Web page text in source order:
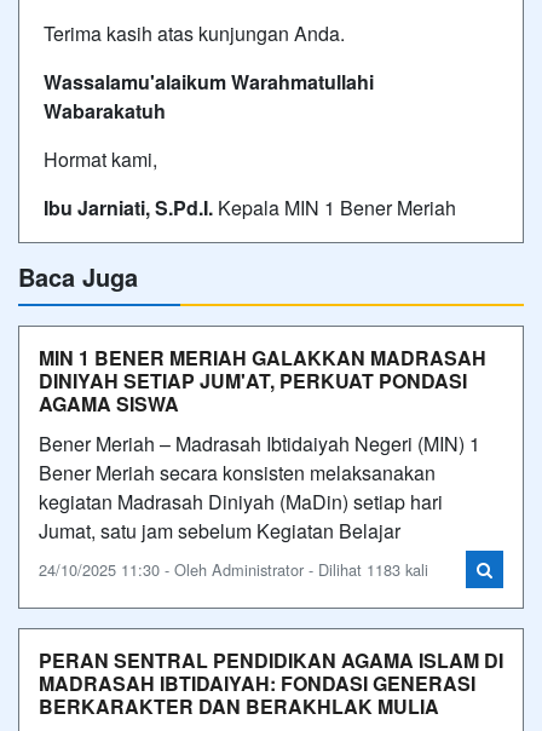
Terima kasih atas kunjungan Anda.
Wassalamu'alaikum Warahmatullahi
Wabarakatuh
Hormat kami,
Ibu Jarniati, S.Pd.I. Kepala MIN 1 Bener Meriah
Baca Juga
MIN 1 BENER MERIAH GALAKKAN MADRASAH
DINIYAH SETIAP JUM'AT, PERKUAT PONDASI
AGAMA SISWA
Bener Meriah – Madrasah Ibtidaiyah Negeri (MIN) 1
Bener Meriah secara konsisten melaksanakan
kegiatan Madrasah Diniyah (MaDin) setiap hari
Jumat, satu jam sebelum Kegiatan Belajar
24/10/2025 11:30 - Oleh Administrator - Dilihat 1183 kali
PERAN SENTRAL PENDIDIKAN AGAMA ISLAM DI
MADRASAH IBTIDAIYAH: FONDASI GENERASI
BERKARAKTER DAN BERAKHLAK MULIA